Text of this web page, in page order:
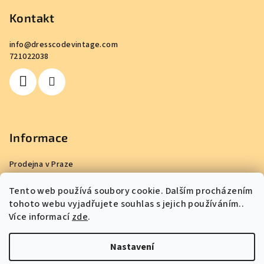
Tento web používá soubory cookie. Dalším procházením
tohoto webu vyjadřujete souhlas s jejich používáním..
Více informacízde.
Nastavení
Kontakt
info@dresscodevintage.com
721022038
Informace
Prodejna v Praze
Podmínky ochrany osobních údajů
Reklamace
Vrácení a výměna zboží
FAQ